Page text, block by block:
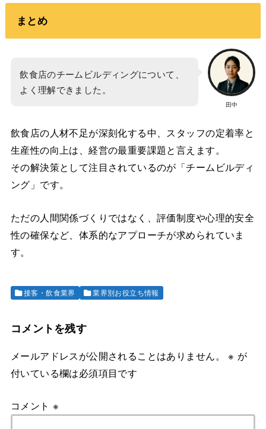
まとめ
田中
飲食店のチームビルディングについて、
よく理解できました。
飲食店の人材不足が深刻化する中、スタッフの定着率と
生産性の向上は、経営の最重要課題と言えます。
その解決策として注目されているのが「チームビルディ
ング」です。
ただの人間関係づくりではなく、評価制度や心理的安全
性の確保など、体系的なアプローチが求められていま
す。
接客・飲食業界 業界別お役立ち情報
コメントを残す
メールアドレスが公開されることはありません。 ※ が
付いている欄は必須項目です
コメント ※